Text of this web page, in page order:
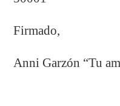
Firmado,
Anni Garzón “Tu